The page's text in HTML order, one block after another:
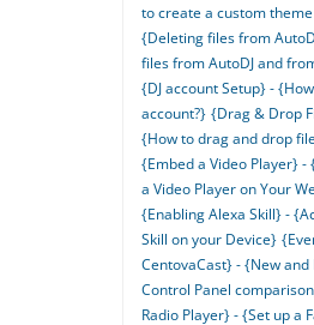
to create a custom
{Deleting files from
files from AutoDJ and
{DJ account Setup} -
account?} {Drag & Drop
{How to drag and drop
{Embed a Video Player} -
a Video Player on Your
{Enabling Alexa Skill} -
Skill on your Device}
CentovaCast} - {New and
Control Panel
Radio Player} - {Set up a